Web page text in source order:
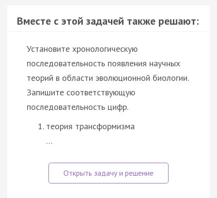
Вместе с этой задачей также решают:
Установите хронологическую
последовательность появления научных
теорий в области эволюционной биологии.
Запишите соответствующую
последовательность цифр.
теория трансформизма
…